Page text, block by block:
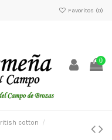
Favoritos (0)
0
cotton